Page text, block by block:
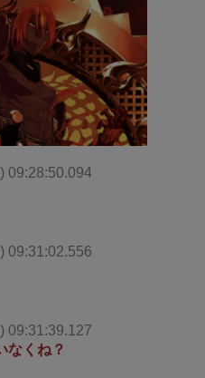
09:28:50.094
09:31:02.556
09:31:39.127
なくね？